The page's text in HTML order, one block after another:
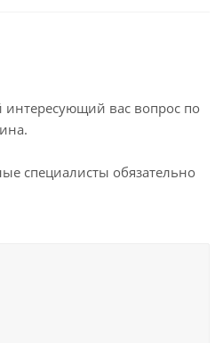
вас вопрос по
специалисты обязательно